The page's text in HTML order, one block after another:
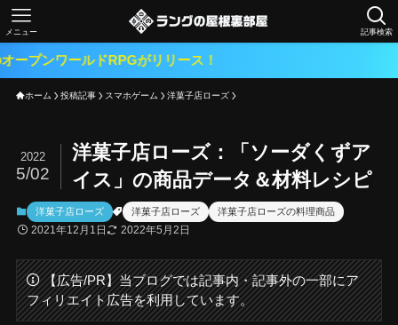
記事検索
メニュー
RPGがリリース！
ホーム 投稿記事 スマホゲーム 洋菓子店ローズ
洋菓子店ローズ：「ソーダくずア
イス」の商品データ＆材料レシピ
2022
5/02
洋菓子店ローズ 洋菓子店ローズ 洋菓子店ローズの料理商品
2021年12月1日 2022年5月2日
【広告/PR】当ブログでは記事内・記事外の一部にア
フィリエイト広告を利用しています。